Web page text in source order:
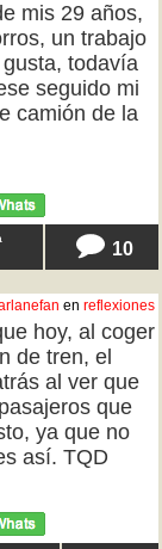
mis 29 años,
un trabajo
todavía
seguido mi
camión de la
10
en reflexiones
hoy, al coger
de tren, el
al ver que
que
ya que no
así. TQD